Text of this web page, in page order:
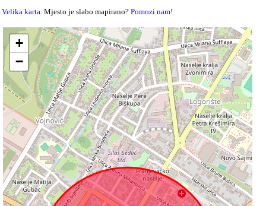
Velika karta . Mjesto je slabo mapirano?Pomozi nam!
+
−